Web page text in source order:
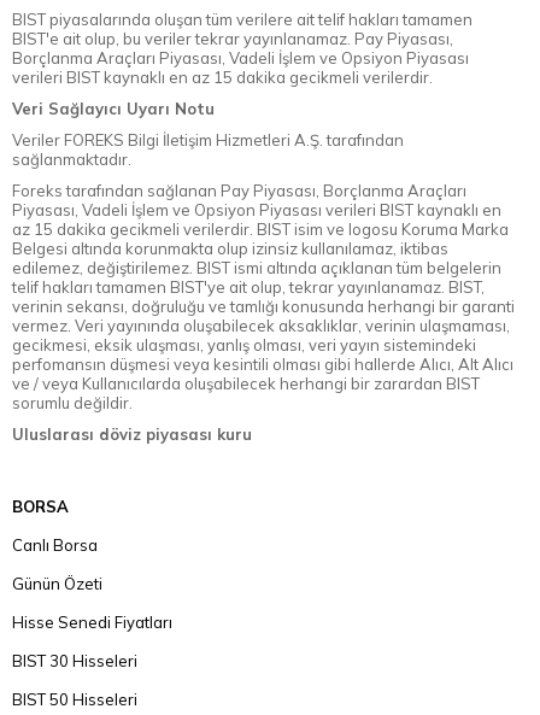
BIST piyasalarında oluşan tüm verilere ait telif hakları tamamen
BIST'e ait olup, bu veriler tekrar yayınlanamaz. Pay Piyasası,
Borçlanma Araçları Piyasası, Vadeli İşlem ve Opsiyon Piyasası
verileri BIST kaynaklı en az 15 dakika gecikmeli verilerdir.
Veri Sağlayıcı Uyarı Notu
Veriler FOREKS Bilgi İletişim Hizmetleri A.Ş. tarafından
sağlanmaktadır.
Foreks tarafından sağlanan Pay Piyasası, Borçlanma Araçları
Piyasası, Vadeli İşlem ve Opsiyon Piyasası verileri BIST kaynaklı en
az 15 dakika gecikmeli verilerdir. BIST isim ve logosu Koruma Marka
Belgesi altında korunmakta olup izinsiz kullanılamaz, iktibas
edilemez, değiştirilemez. BIST ismi altında açıklanan tüm belgelerin
telif hakları tamamen BIST'ye ait olup, tekrar yayınlanamaz. BIST,
verinin sekansı, doğruluğu ve tamlığı konusunda herhangi bir garanti
vermez. Veri yayınında oluşabilecek aksaklıklar, verinin ulaşmaması,
gecikmesi, eksik ulaşması, yanlış olması, veri yayın sistemindeki
perfomansın düşmesi veya kesintili olması gibi hallerde Alıcı, Alt Alıcı
ve / veya Kullanıcılarda oluşabilecek herhangi bir zarardan BIST
sorumlu değildir.
Uluslarası döviz piyasası kuru
BORSA
Canlı Borsa
Günün Özeti
Hisse Senedi Fiyatları
BIST 30 Hisseleri
BIST 50 Hisseleri